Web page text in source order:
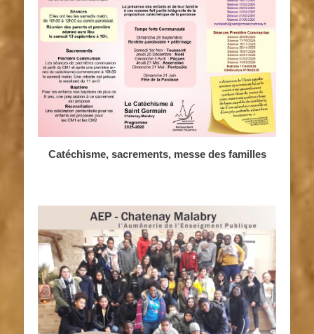
Catéchisme, sacrements, messe des familles